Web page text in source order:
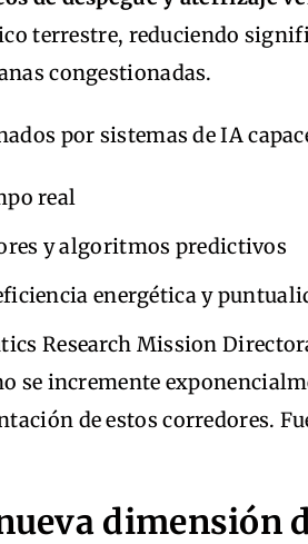
terrestre, reduciendo
congestionadas.
por sistemas de IA
real
y algoritmos predictivos
energética y
Research Mission
se incremente
de estos corredores.
dimensión